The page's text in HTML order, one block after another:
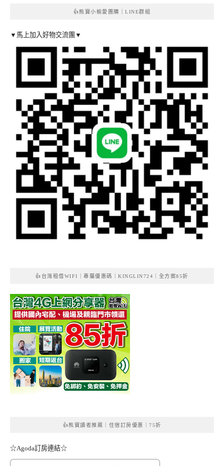
👍熊寶小榆愛團購｜LINE群組
▼馬上加入好物交流團▼
👍台灣租借WIFI｜專屬優惠碼｜KINGLIN724｜全方案85折
👍熊寶讀者推薦｜住宿訂房優惠｜75折
☆Agoda訂房連結☆